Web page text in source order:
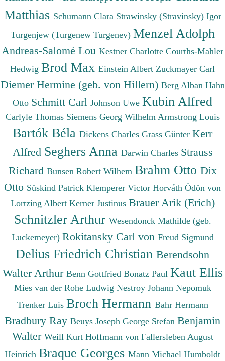
Matthias Schumann Clara Strawinsky (Stravinsky) Igor
Turgenjew (Turgenew Turgenev) Menzel Adolph
Andreas-Salomé Lou Kestner Charlotte Courths-Mahler
Hedwig Brod Max Einstein Albert Zuckmayer Carl
Diemer Hermine (geb. von Hillern) Berg Alban Hahn
Otto Schmitt Carl Johnson Uwe Kubin Alfred
Carlyle Thomas Siemens Georg Wilhelm Armstrong Louis
Bartók Béla Dickens Charles Grass Günter Kerr
Alfred Seghers Anna Darwin Charles Strauss
Richard Bunsen Robert Wilhem Brahm Otto Dix
Otto Süskind Patrick Klemperer Victor Horváth Ödön von
Lortzing Albert Kerner Justinus Brauer Arik (Erich)
Schnitzler Arthur Wesendonck Mathilde (geb.
Luckemeyer) Rokitansky Carl von Freud Sigmund
Delius Friedrich Christian Berendsohn
Walter Arthur Benn Gottfried Bonatz Paul Kaut Ellis
Mies van der Rohe Ludwig Nestroy Johann Nepomuk
Trenker Luis Broch Hermann Bahr Hermann
Bradbury Ray Beuys Joseph George Stefan Benjamin
Walter Weill Kurt Hoffmann von Fallersleben August
Heinrich Braque Georges Mann Michael Humboldt